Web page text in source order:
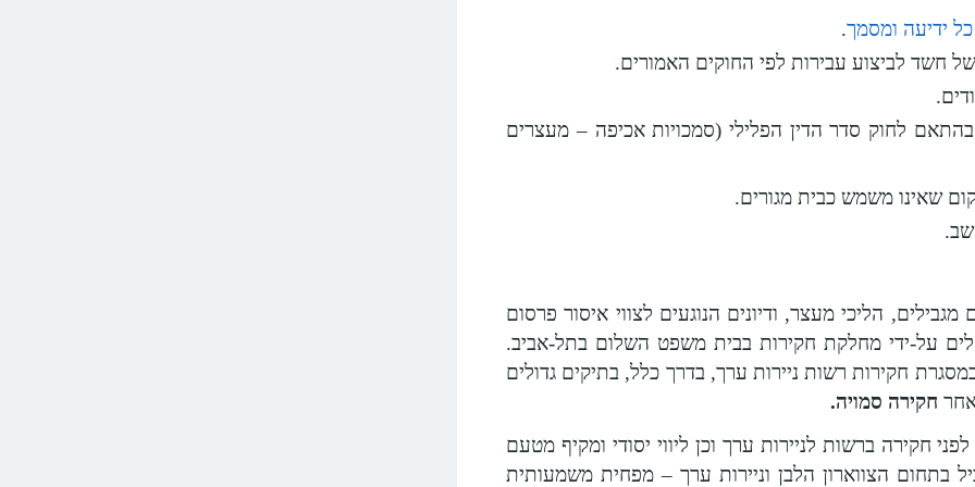
ידיעה ומסמך.
חשד לביצוע עבירות לפי החוקים האמורים.
בהתאם לחוק סדר הדין הפלילי (סמכויות אכיפה – מעצרים
שאינו משמש כבית מגורים.
הליכי מעצר, ודיונים הנוגעים לצווי איסור פרסום
על-ידי מחלקת חקירות בבית משפט השלום בתל-אביב.
חקירות רשות ניירות ערך, בדרך כלל, בתיקים גדולים
חקירה סמויה.
חקירה ברשות לניירות ערך וכן ליווי יסודי ומקיף מטעם
בתחום הצווארון הלבן וניירות ערך – מפחית משמעותית